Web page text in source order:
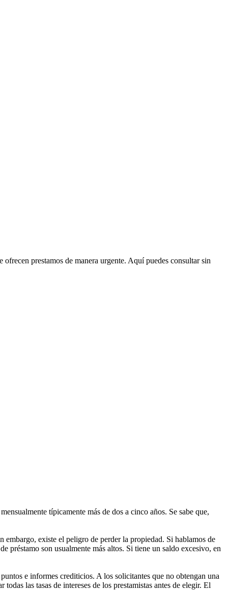
prestamos de manera urgente. Aquí puedes consultar sin
típicamente más de dos a cinco años. Se sabe que,
embargo, existe el peligro de perder la propiedad. Si hablamos de
préstamo son usualmente más altos. Si tiene un saldo excesivo, en
e informes crediticios. A los solicitantes que no obtengan una
las tasas de intereses de los prestamistas antes de elegir. El